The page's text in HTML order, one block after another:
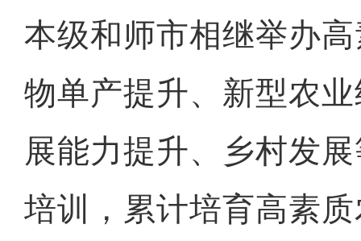
本级和师市相继举办
物单产提升、新型农
展能力提升、乡村发
培训，累计培育高素